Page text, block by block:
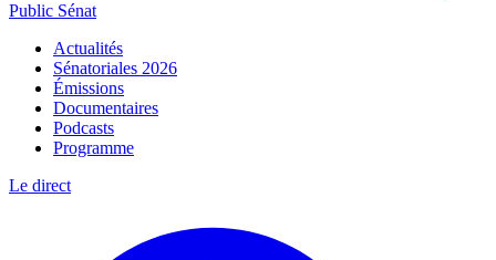
Public Sénat
Actualités
Sénatoriales 2026
Émissions
Documentaires
Podcasts
Programme
Le direct